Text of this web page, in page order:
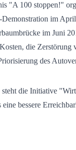
"A 100 stoppen!"
Demonstration im
im Juni
die Zerstörung
des
steht die Initiative
bessere